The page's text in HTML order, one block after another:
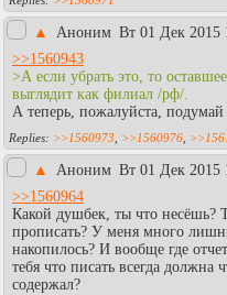
▲ Аноним Вт 01 Дек 2015
>>1560943
>А если убрать это, то
выглядит как филиал /рф/.
А теперь, пожалуйста,
>>1560973 >>1560976
▲ Аноним Вт 01 Дек 2015
>>1560964
Какой душбек, ты что несёшь?
прописать? У меня много
накопилось? И вообще где
тебя что писать всегда должна
содержал?